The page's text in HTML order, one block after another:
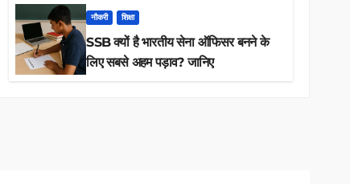
नौकरी शिक्षा
SSB क्यों है भारतीय सेना ऑफिसर बनने के
लिए सबसे अहम पड़ाव? जानिए